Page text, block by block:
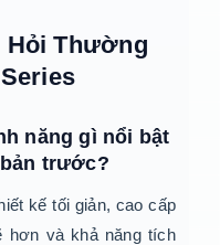
Hỏi Thường
năng gì nổi bật
trước?
kế tối giản, cao cấp
hơn và khả năng tích